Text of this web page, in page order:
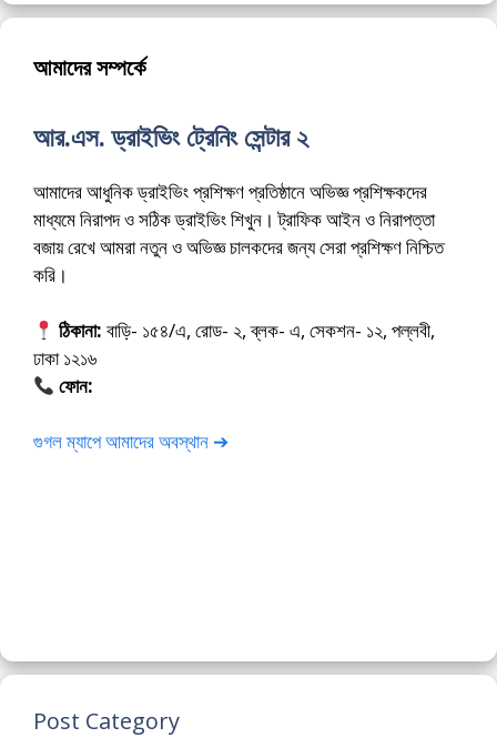
আমাদের সম্পর্কে
আর.এস. ড্রাইভিং ট্রেনিং সেন্টার ২
আমাদের আধুনিক ড্রাইভিং প্রশিক্ষণ প্রতিষ্ঠানে অভিজ্ঞ প্রশিক্ষকদের
মাধ্যমে নিরাপদ ও সঠিক ড্রাইভিং শিখুন। ট্রাফিক আইন ও নিরাপত্তা
বজায় রেখে আমরা নতুন ও অভিজ্ঞ চালকদের জন্য সেরা প্রশিক্ষণ নিশ্চিত
করি।
ঠিকানা: বাড়ি- ১৫৪/এ, রোড- ২, ব্লক- এ, সেকশন- ১২, পল্লবী,
ঢাকা ১২১৬
ফোন:
গুগল ম্যাপে আমাদের অবস্থান ➔
Post Category